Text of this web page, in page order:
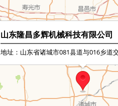
山东隆昌多辉机械科技有限公司
地址：山东省诸城市081县道与016乡道